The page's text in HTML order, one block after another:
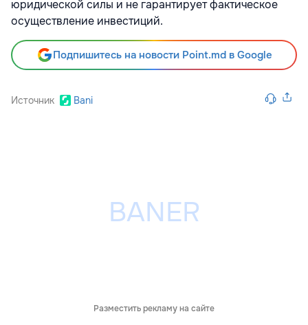
юридической силы и не гарантирует фактическое
осуществление инвестиций.
Подпишитесь на новости Point.md в Google
Источник Bani
Разместить рекламу на сайте